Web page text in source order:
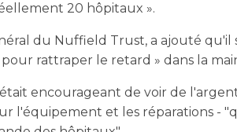
20 hôpitaux ».
du Nuffield Trust, a ajouté qu'il
rattraper le retard » dans la
encourageant de voir de
l'équipement et les réparations -